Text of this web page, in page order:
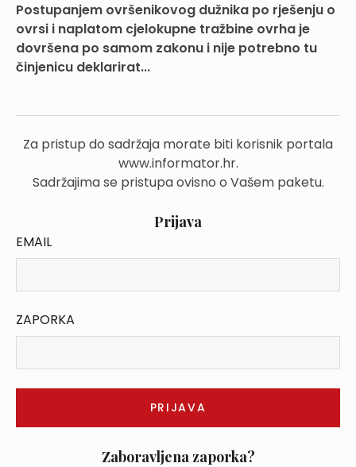
Postupanjem ovršenikovog dužnika po rješenju o
ovrsi i naplatom cjelokupne tražbine ovrha je
dovršena po samom zakonu i nije potrebno tu
činjenicu deklarirat...
Za pristup do sadržaja morate biti korisnik portala
www.informator.hr.
Sadržajima se pristupa ovisno o Vašem paketu.
Prijava
EMAIL
ZAPORKA
Zaboravljena zaporka?